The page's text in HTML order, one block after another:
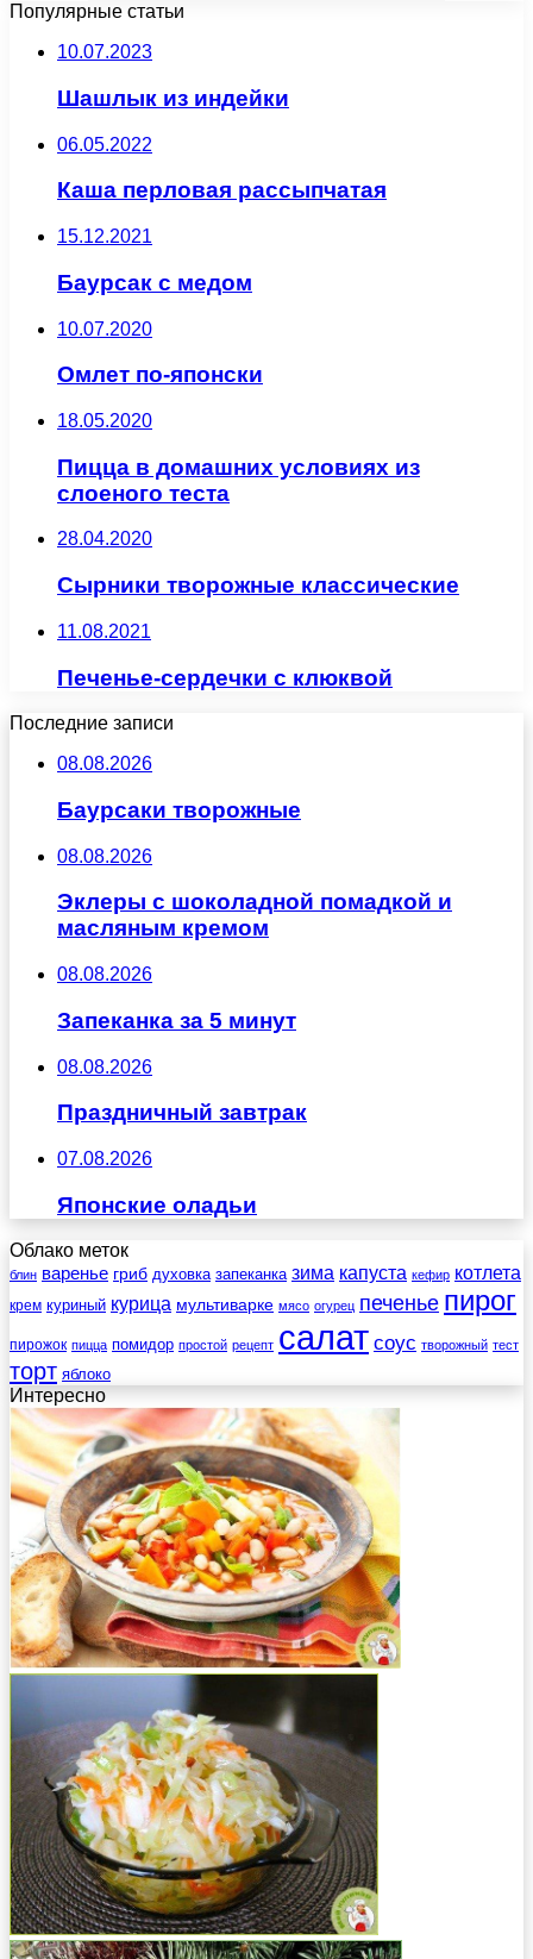
Популярные статьи
10.07.2023
Шашлык из индейки
06.05.2022
Каша перловая рассыпчатая
15.12.2021
Баурсак с медом
10.07.2020
Омлет по-японски
18.05.2020
Пицца в домашних условиях из
слоеного теста
28.04.2020
Сырники творожные классические
11.08.2021
Печенье-сердечки с клюквой
Последние записи
08.08.2026
Баурсаки творожные
08.08.2026
Эклеры с шоколадной помадкой и
масляным кремом
08.08.2026
Запеканка за 5 минут
08.08.2026
Праздничный завтрак
07.08.2026
Японские оладьи
Облако меток
блин варенье гриб духовка запеканка зима капуста кефир котлета
крем куриный курица мультиварке мясо огурец печенье пирог
пирожок пицца помидор простой рецепт салат соус творожный тест
торт яблоко
Интересно